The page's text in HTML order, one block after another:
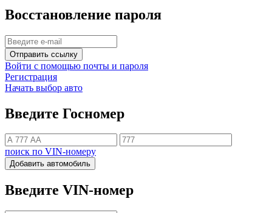
Восстановление пароля
Отправить ссылку
Войти с помощью почты и пароля
Регистрация
Начать выбор авто
Введите Госномер
поиск по VIN-номеру
Добавить автомобиль
Введите VIN-номер